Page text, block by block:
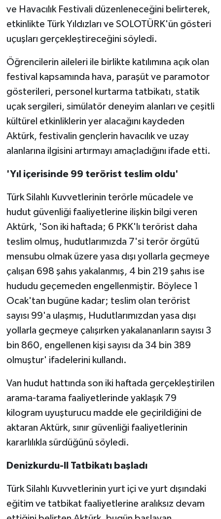
ve Havacılık Festivali düzenleneceğini belirterek,
etkinlikte Türk Yıldızları ve SOLOTÜRK'ün gösteri
uçuşları gerçekleştireceğini söyledi.
Öğrencilerin aileleri ile birlikte katılımına açık olan
festival kapsamında hava, paraşüt ve paramotor
gösterileri, personel kurtarma tatbikatı, statik
uçak sergileri, simülatör deneyim alanları ve çeşitli
kültürel etkinliklerin yer alacağını kaydeden
Aktürk, festivalin gençlerin havacılık ve uzay
alanlarına ilgisini artırmayı amaçladığını ifade etti.
'Yıl içerisinde 99 terörist teslim oldu'
Türk Silahlı Kuvvetlerinin terörle mücadele ve
hudut güvenliği faaliyetlerine ilişkin bilgi veren
Aktürk, 'Son iki haftada; 6 PKK'lı terörist daha
teslim olmuş, hudutlarımızda 7'si terör örgütü
mensubu olmak üzere yasa dışı yollarla geçmeye
çalışan 698 şahıs yakalanmış, 4 bin 219 şahıs ise
hududu geçemeden engellenmiştir. Böylece 1
Ocak'tan bugüne kadar; teslim olan terörist
sayısı 99'a ulaşmış, Hudutlarımızdan yasa dışı
yollarla geçmeye çalışırken yakalananların sayısı 3
bin 860, engellenen kişi sayısı da 34 bin 389
olmuştur' ifadelerini kullandı.
Van hudut hattında son iki haftada gerçekleştirilen
arama-tarama faaliyetlerinde yaklaşık 79
kilogram uyuşturucu madde ele geçirildiğini de
aktaran Aktürk, sınır güvenliği faaliyetlerinin
kararlılıkla sürdüğünü söyledi.
Denizkurdu-II Tatbikatı başladı
Türk Silahlı Kuvvetlerinin yurt içi ve yurt dışındaki
eğitim ve tatbikat faaliyetlerine aralıksız devam